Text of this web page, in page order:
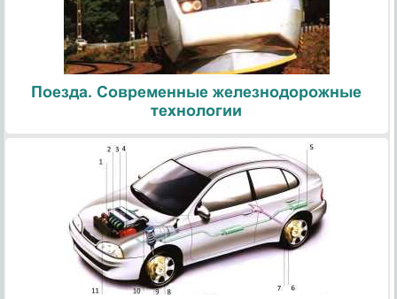
Поезда. Современные железнодорожные
технологии